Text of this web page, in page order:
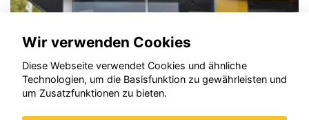
Wir verwenden Cookies
Diese Webseite verwendet Cookies und ähnliche
Technologien, um die Basisfunktion zu gewährleisten und
um Zusatzfunktionen zu bieten.